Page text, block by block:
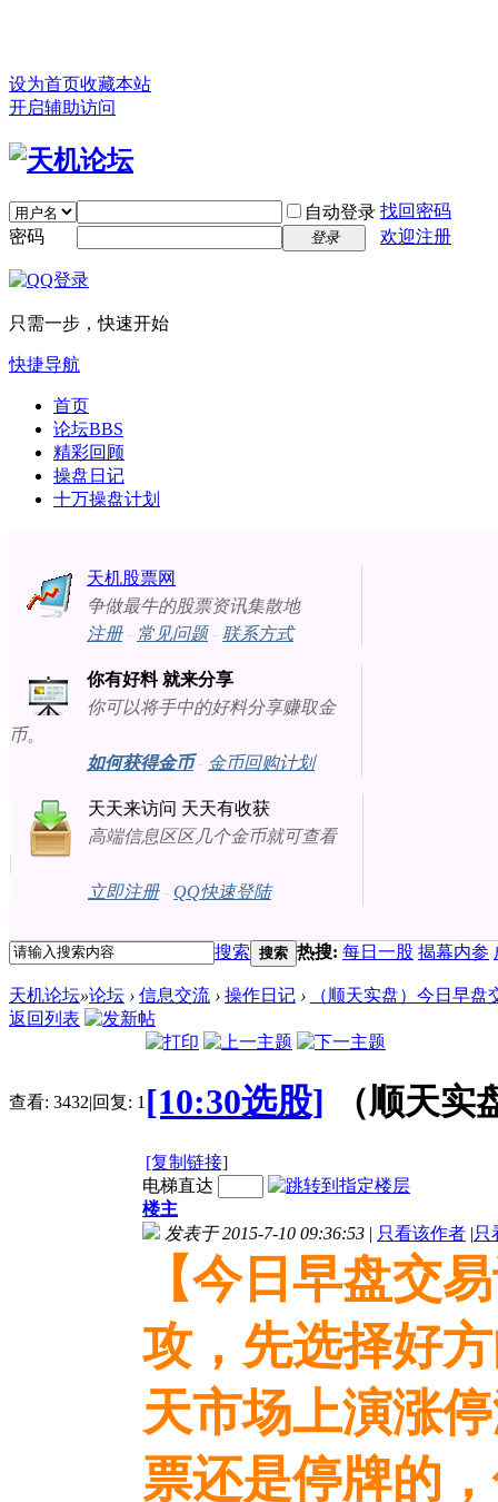
设为首页收藏本站
开启辅助访问
自动登录 找回密码
密码
登录 欢迎注册
只需一步，快速开始
快捷导航
首页
论坛BBS
精彩回顾
操盘日记
十万操盘计划
天机股票网
争做最牛的股票资讯集散地
注册- 常见问题- 联系方式
你有好料 就来分享
你可以将手中的好料分享赚取金
币。
如何获得金币- 金币回购计划
天天来访问 天天有收获
高端信息区区几个金币就可查看
立即注册- QQ快速登陆
搜索 搜索 热搜: 每日一股 揭幕内参
天机论坛»论坛 › 信息交流 › 操作日记 ›
（顺天实盘）今日早盘
返回列表
查看: 3432|回复: 1 [10:30选股] （顺天
[复制链接]
电梯直达
楼主
发表于 2015-7-10 09:36:53 | 只看该作者 |只
【今日早盘交
攻，先选择好
天市场上演涨
票还是停牌的